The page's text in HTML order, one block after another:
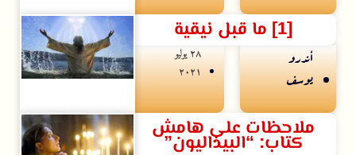
[1] ما قبل نيقية
أندرو
يوسف
۲۸ يوليو
۲۰۲۱
ملاحظات على هامش
كتاب: “البيذاليون”